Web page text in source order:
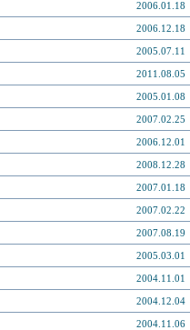
2006.01.18
2006.12.18
2005.07.11
2011.08.05
2005.01.08
2007.02.25
2006.12.01
2008.12.28
2007.01.18
2007.02.22
2007.08.19
2005.03.01
2004.11.01
2004.12.04
2004.11.06